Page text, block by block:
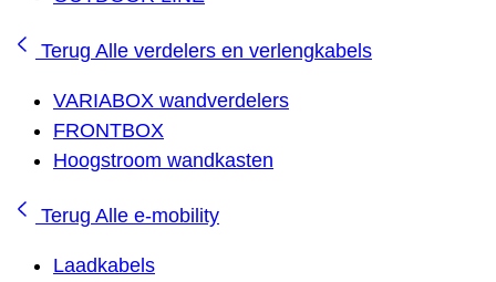
Terug Alle verdelers en verlengkabels
VARIABOX wandverdelers
FRONTBOX
Hoogstroom wandkasten
Terug Alle e-mobility
Laadkabels